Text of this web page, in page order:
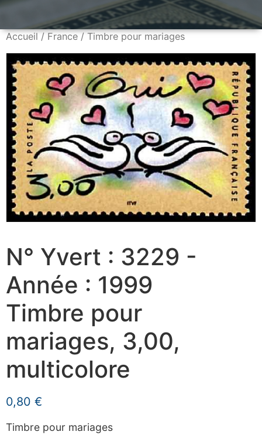
Accueil/France/ Timbre pour mariages
N° Yvert : 3229 -
Année : 1999
Timbre pour
mariages, 3,00,
multicolore
0,80 €
Timbre pour mariages